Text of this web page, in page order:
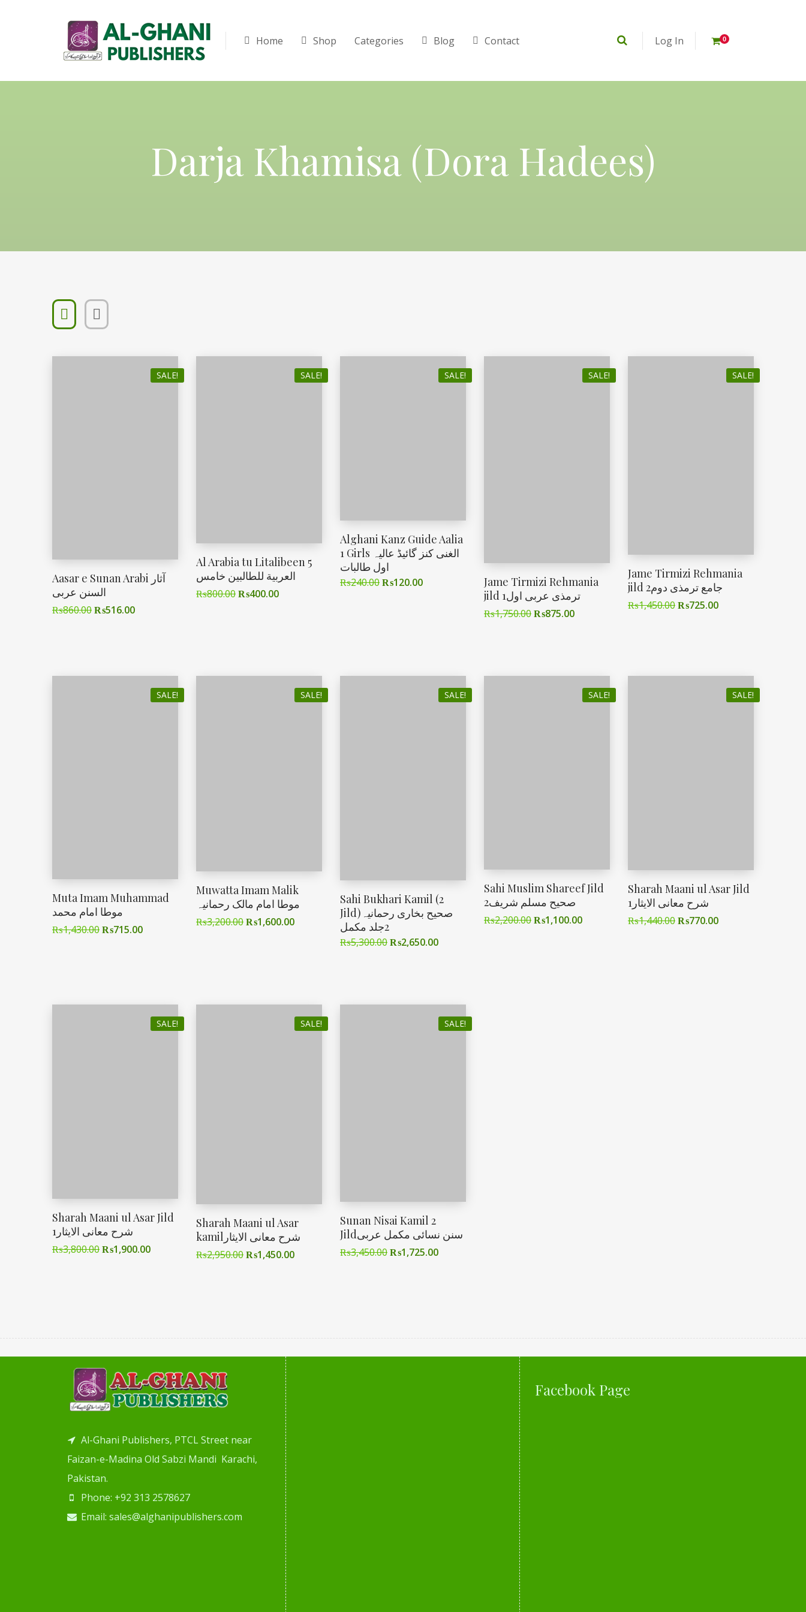
Home Shop Categories Blog Contact Log In 0
Darja Khamisa (Dora Hadees)
SALE!
Aasar e Sunan Arabi آثار
السنن عربی
₨860.00₨516.00
SALE!
Al Arabia tu Litalibeen 5
العربیة للطالبین خامس
₨800.00₨400.00
SALE!
Alghani Kanz Guide Aalia
1 Girls الغنی کنز گائیڈ عالیہ
اول طالبات
₨240.00₨120.00
SALE!
Jame Tirmizi Rehmania
jild 1ترمذی عربی اول
₨1,750.00₨875.00
SALE!
Jame Tirmizi Rehmania
jild 2جامع ترمذی دوم
₨1,450.00₨725.00
SALE!
Muta Imam Muhammad
موطا امام محمد
₨1,430.00₨715.00
SALE!
Muwatta Imam Malik
موطا امام مالک رحمانیہ
₨3,200.00₨1,600.00
SALE!
Sahi Bukhari Kamil (2
Jild)صحیح بخاری رحمانیہ
2جلد مکمل
₨5,300.00₨2,650.00
SALE!
Sahi Muslim Shareef Jild
2صحیح مسلم شریف
₨2,200.00₨1,100.00
SALE!
Sharah Maani ul Asar Jild
1شرح معانی الایثار
₨1,440.00₨770.00
SALE!
Sharah Maani ul Asar Jild
1شرح معانی الایثار
₨3,800.00₨1,900.00
SALE!
Sharah Maani ul Asar
kamilشرح معانی الایثار
₨2,950.00₨1,450.00
SALE!
Sunan Nisai Kamil 2
Jildسنن نسائی مکمل عربی
₨3,450.00₨1,725.00
Al-Ghani Publishers, PTCL Street near
Faizan-e-Madina Old Sabzi Mandi Karachi,
Pakistan.
Phone: +92 313 2578627
Email: sales@alghanipublishers.com
Facebook Page